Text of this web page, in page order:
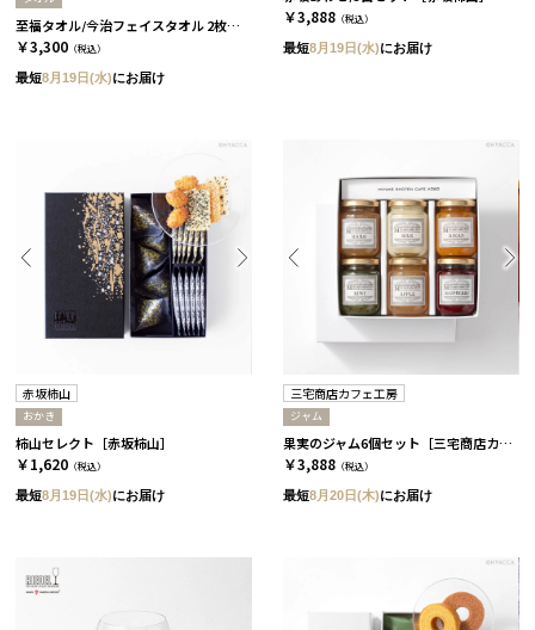
至福タオル/今治フェイスタオル 2枚セット
￥3,300 （税込）
最短8月19日(水)にお届け
￥3,888 （税込）
最短8月19日(水)にお届け
赤坂柿山
おかき
柿山セレクト［赤坂柿山］
￥1,620 （税込）
最短8月19日(水)にお届け
三宅商店カフェ工房
ジャム
果実のジャム6個セット［三宅商店カフェ工房］
￥3,888 （税込）
最短8月20日(木)にお届け